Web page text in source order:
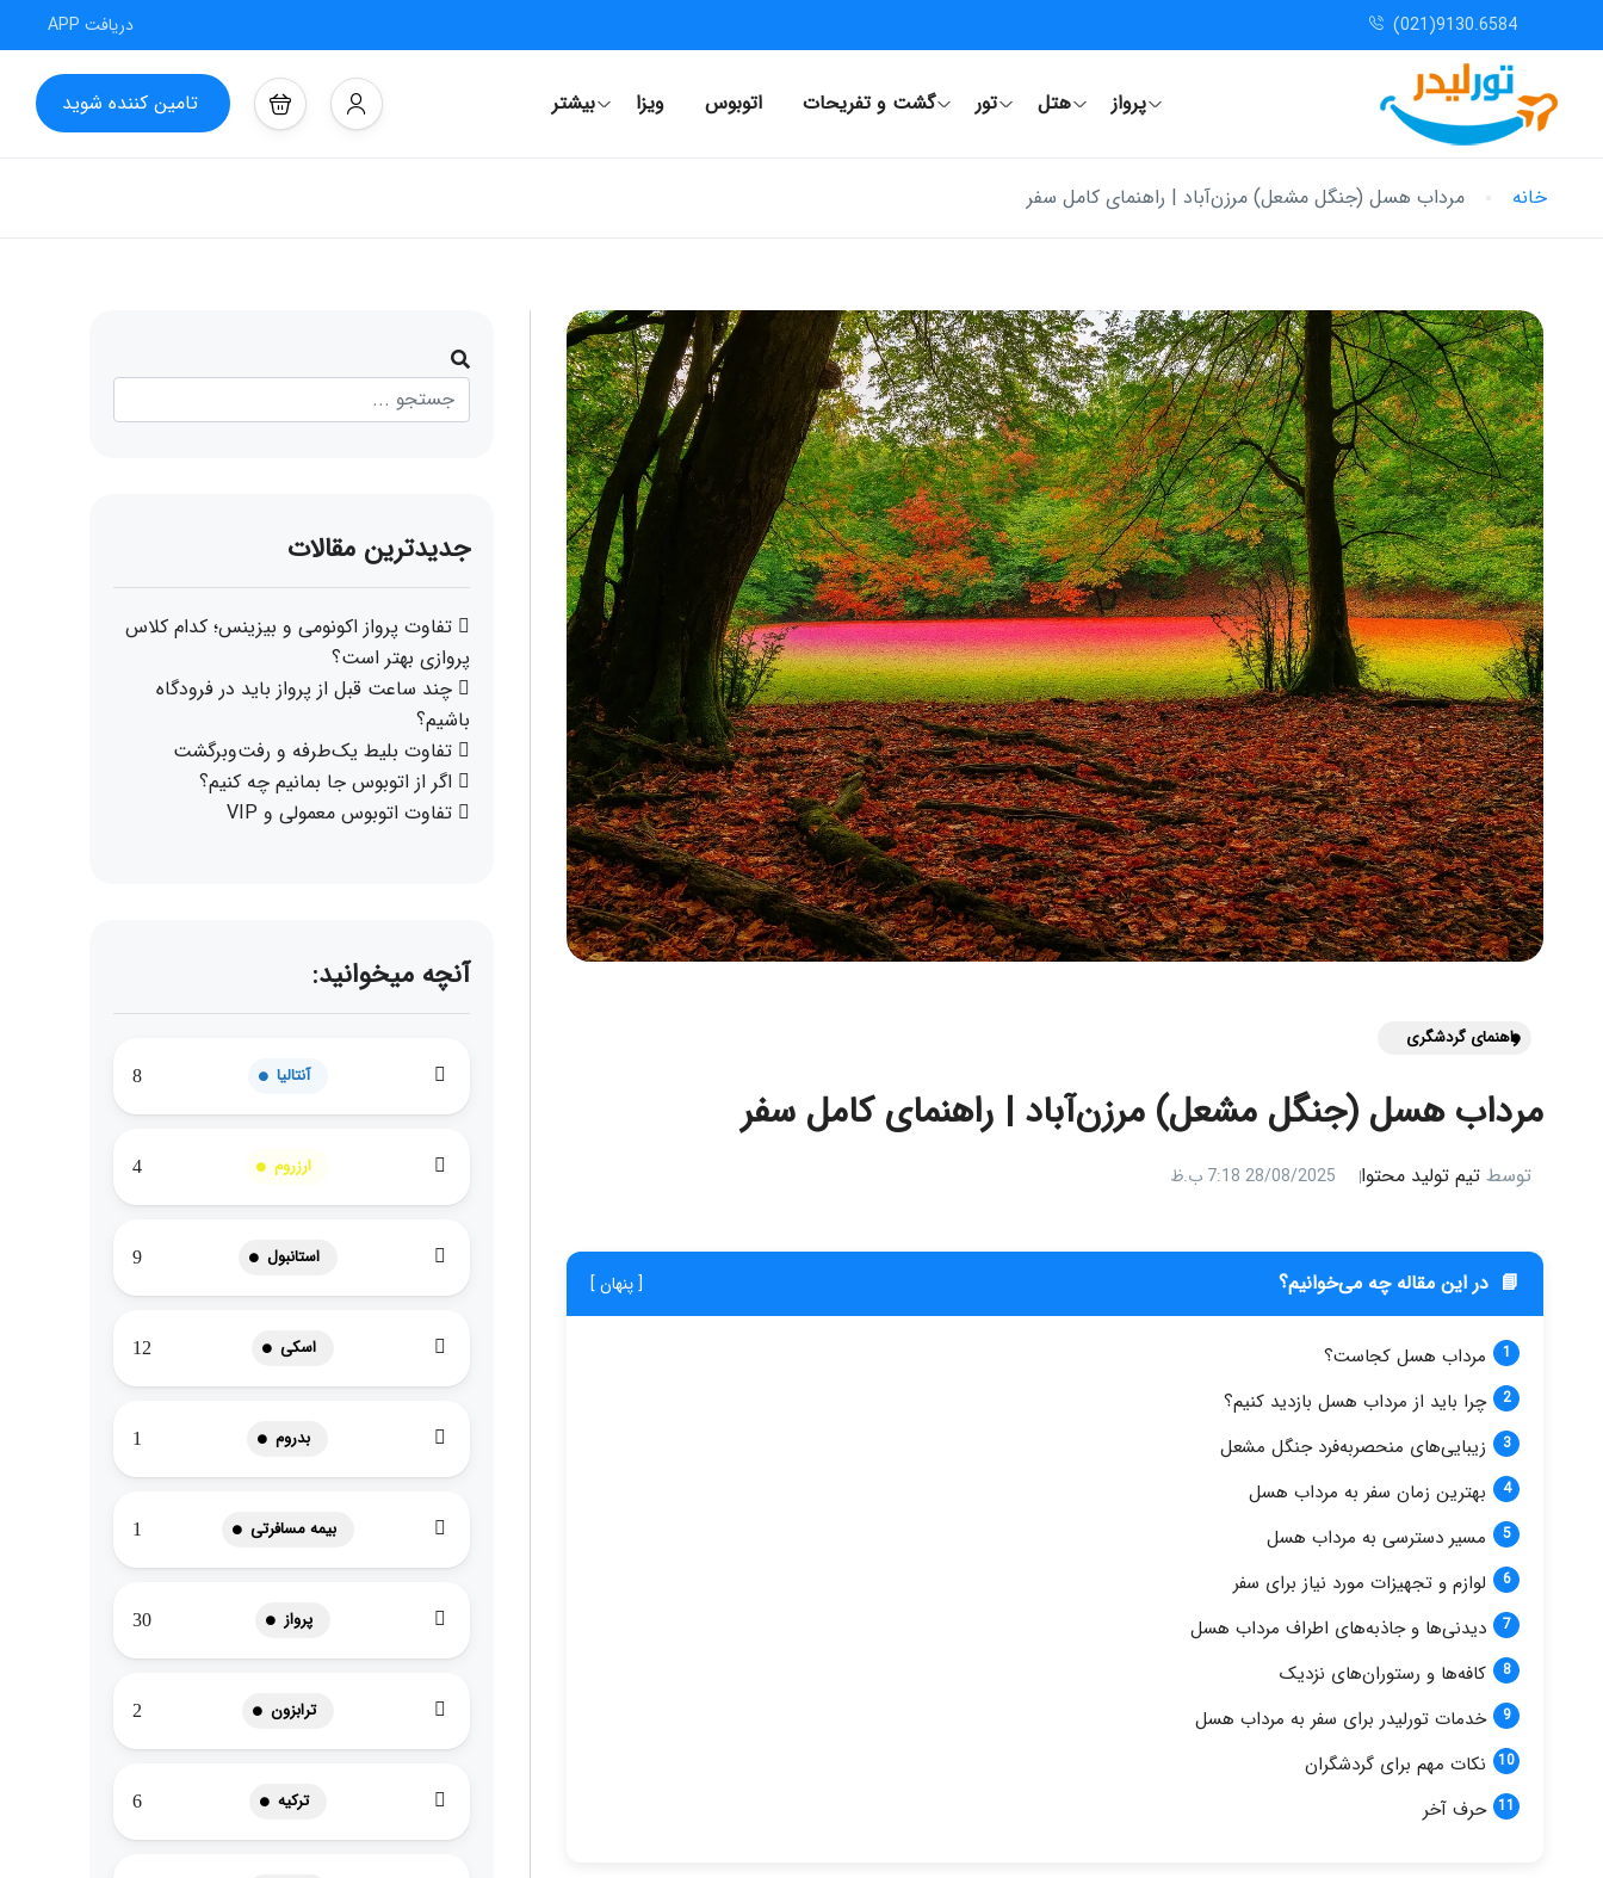
(021)9130.6584 دریافت APP
پرواز هتل تور گشت و تفریحات اتوبوس ویزا بیشتر تامین کننده شوید
خانه مرداب هسل (جنگل مشعل) مرزن‌آباد | راهنمای کامل سفر
راهنمای گردشگری
مرداب هسل (جنگل مشعل) مرزن‌آباد | راهنمای کامل سفر
توسط تیم تولید محتوا 28/08/2025 7:18 ب.ظ
📘 در این مقاله چه می‌خوانیم؟ [ پنهان ]
مرداب هسل کجاست؟
چرا باید از مرداب هسل بازدید کنیم؟
زیبایی‌های منحصربه‌فرد جنگل مشعل
بهترین زمان سفر به مرداب هسل
مسیر دسترسی به مرداب هسل
لوازم و تجهیزات مورد نیاز برای سفر
دیدنی‌ها و جاذبه‌های اطراف مرداب هسل
کافه‌ها و رستوران‌های نزدیک
خدمات تورلیدر برای سفر به مرداب هسل
نکات مهم برای گردشگران
حرف آخر
جدیدترین مقالات
تفاوت پرواز اکونومی و بیزینس؛ کدام کلاس
پروازی بهتر است؟
چند ساعت قبل از پرواز باید در فرودگاه
باشیم؟
تفاوت بلیط یک‌طرفه و رفت‌وبرگشت
اگر از اتوبوس جا بمانیم چه کنیم؟
تفاوت اتوبوس معمولی و VIP
آنچه میخوانید:
آنتالیا 8
ارزروم 4
استانبول 9
اسکی 12
بدروم 1
بیمه مسافرتی 1
پرواز 30
ترابزون 2
ترکیه 6